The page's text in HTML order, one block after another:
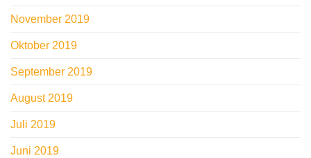
November 2019
Oktober 2019
September 2019
August 2019
Juli 2019
Juni 2019